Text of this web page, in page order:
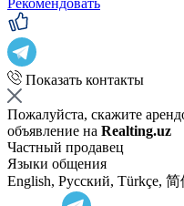
Показать контакты
Пожалуйста, скажите
объявление на Realting.uz
Частный продавец
Языки общения
English, Русский, Türkçe, 简